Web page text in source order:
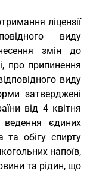
ліцензії
виду
змін до
про припинення
виду
затверджені
від 4 квітня
єдиних
та обігу спирту
напоїв,
та рідин, що